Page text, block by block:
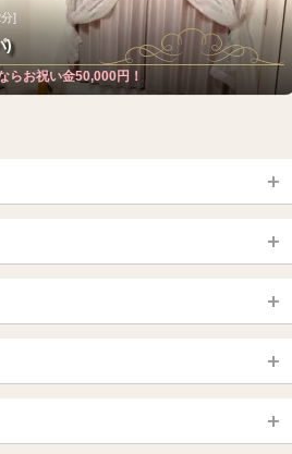
]
)
お祝い金50,000円！
）
青森
山形
越谷・春日部
岐阜県
烏丸御池駅